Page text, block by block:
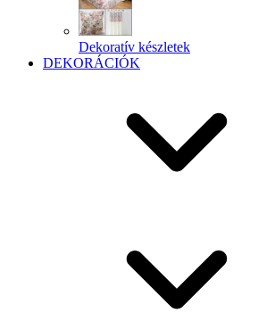
Dekoratív készletek
DEKORÁCIÓK